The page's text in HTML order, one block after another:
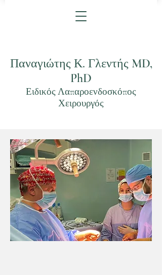
Παναγιώτης Κ. Γλεντής MD,
PhD
Ειδικός Λαπαροενδοσκόπος
Χειρουργός